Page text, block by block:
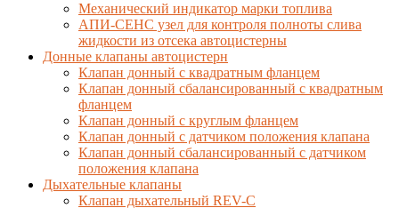
Механический индикатор марки топлива
АПИ-СЕНС узел для контроля полноты слива
жидкости из отсека автоцистерны
Донные клапаны автоцистерн
Клапан донный с квадратным фланцем
Клапан донный сбалансированный с квадратным
фланцем
Клапан донный с круглым фланцем
Клапан донный с датчиком положения клапана
Клапан донный сбалансированный с датчиком
положения клапана
Дыхательные клапаны
Клапан дыхательный REV-C